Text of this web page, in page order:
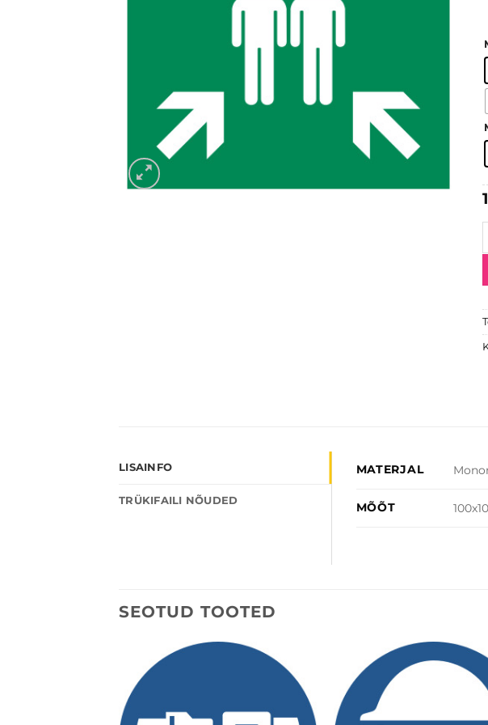
LISAINFO
TRÜKIFAILI NÕUDED
MATERJAL
MÕÕT
SEOTUD TOOTED